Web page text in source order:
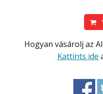
Hogyan vásárolj az
Kattints ide